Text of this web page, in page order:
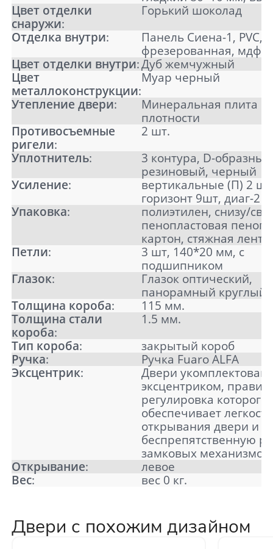
Цвет отделки
снаружи:
Горький шоколад
Отделка внутри:
Панель Сиена-1, PVC,
фрезерованная, мдф
Цвет отделки внутри:Дуб жемчужный
Цвет
металлоконструкции:
Муар черный
Утепление двери:
Минеральная плита
плотности
Противосъемные
ригели:
2 шт.
Уплотнитель:
3 контура, D-образный
резиновый, черный
Усиление:
вертикальные (П) 2
горизонт 9шт, диаг-2
Упаковка:
полиэтилен, снизу/
пенопластовая
картон, стяжная лента
Петли:
3 шт, 140*20 мм, с
подшипником
Глазок:
Глазок оптический,
панорамный круглый
Толщина короба:
115 мм.
Толщина стали
короба:
1.5 мм.
Тип короба:
закрытый короб
Ручка:
Ручка Fuaro ALFA
Эксцентрик:
Двери
эксцентриком,
регулировка которого
обеспечивает легкость
открывания двери и
беспрепятственную
замковых механизмов.
Открывание:
левое
Вес: вес 0 кг.
Двери с похожим дизайном
Нажимая кнопку «Отправить», Вы
соглашаетесь с политикой обработки
персональных данных